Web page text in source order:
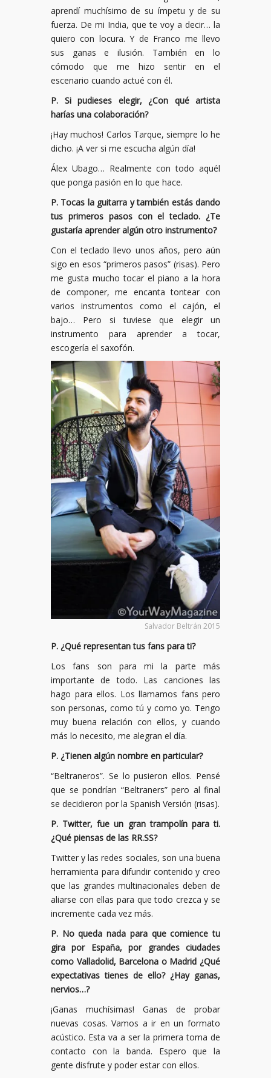
aprendí muchísimo de su ímpetu y de su
fuerza. De mi India, que te voy a decir… la
quiero con locura. Y de Franco me llevo
sus ganas e ilusión. También en lo
cómodo que me hizo sentir en el
escenario cuando actué con él.
P. Si pudieses elegir, ¿Con qué artista
harías una colaboración?
¡Hay muchos! Carlos Tarque, siempre lo he
dicho. ¡A ver si me escucha algún día!
Álex Ubago… Realmente con todo aquél
que ponga pasión en lo que hace.
P. Tocas la guitarra y también estás dando
tus primeros pasos con el teclado. ¿Te
gustaría aprender algún otro instrumento?
Con el teclado llevo unos años, pero aún
sigo en esos “primeros pasos” (risas). Pero
me gusta mucho tocar el piano a la hora
de componer, me encanta tontear con
varios instrumentos como el cajón, el
bajo… Pero si tuviese que elegir un
instrumento para aprender a tocar,
escogería el saxofón.
Salvador Beltrán 2015
P. ¿Qué representan tus fans para ti?
Los fans son para mi la parte más
importante de todo. Las canciones las
hago para ellos. Los llamamos fans pero
son personas, como tú y como yo. Tengo
muy buena relación con ellos, y cuando
más lo necesito, me alegran el día.
P. ¿Tienen algún nombre en particular?
“Beltraneros”. Se lo pusieron ellos. Pensé
que se pondrían “Beltraners” pero al final
se decidieron por la Spanish Versión (risas).
P. Twitter, fue un gran trampolín para ti.
¿Qué piensas de las RR.SS?
Twitter y las redes sociales, son una buena
herramienta para difundir contenido y creo
que las grandes multinacionales deben de
aliarse con ellas para que todo crezca y se
incremente cada vez más.
P. No queda nada para que comience tu
gira por España, por grandes ciudades
como Valladolid, Barcelona o Madrid ¿Qué
expectativas tienes de ello? ¿Hay ganas,
nervios…?
¡Ganas muchísimas! Ganas de probar
nuevas cosas. Vamos a ir en un formato
acústico. Esta va a ser la primera toma de
contacto con la banda. Espero que la
gente disfrute y poder estar con ellos.